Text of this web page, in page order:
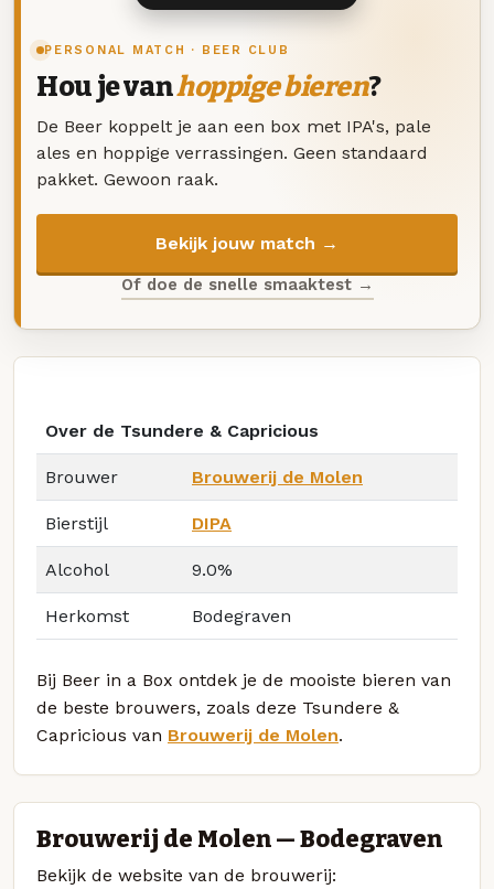
PERSONAL MATCH · BEER CLUB
Hou je vanhoppige bieren?
De Beer koppelt je aan een box met IPA's, pale
ales en hoppige verrassingen. Geen standaard
pakket. Gewoon raak.
Bekijk jouw match →
Of doe de snelle smaaktest →
Over de Tsundere & Capricious
Brouwer Brouwerij de Molen
Bierstijl DIPA
Alcohol 9.0%
Herkomst Bodegraven
Bij Beer in a Box ontdek je de mooiste bieren van
de beste brouwers, zoals deze Tsundere &
Capricious van Brouwerij de Molen.
Brouwerij de Molen — Bodegraven
Bekijk de website van de brouwerij: